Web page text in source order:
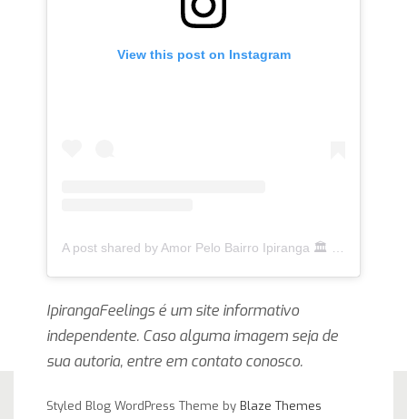
View this post on Instagram
IpirangaFeelings é um site informativo
independente. Caso alguma imagem seja de
sua autoria, entre em contato conosco.
Styled Blog WordPress Theme by Blaze Themes